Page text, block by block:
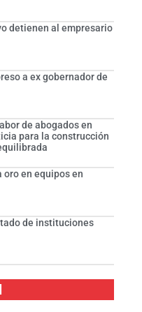
detienen al empresario
a ex gobernador de
de abogados en
para la construcción
en equipos en
de instituciones